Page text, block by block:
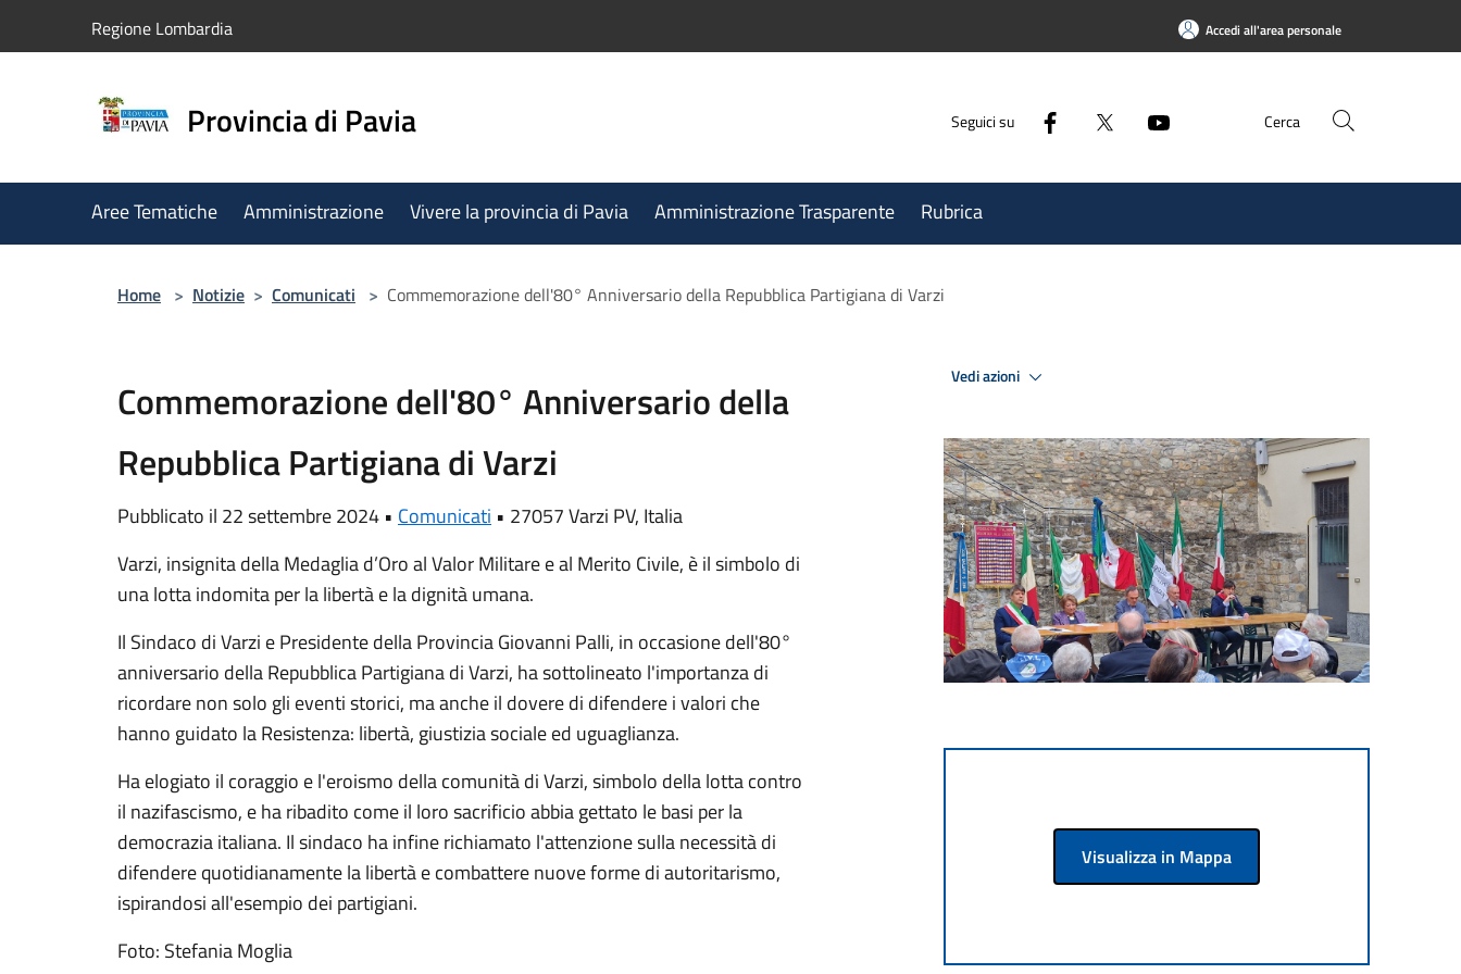
Regione Lombardia Accedi all'area personale
Provincia di Pavia Seguici su Cerca
Aree Tematiche Amministrazione Vivere la provincia di Pavia Amministrazione Trasparente Rubrica
Home > Notizie > Comunicati > Commemorazione dell'80° Anniversario della Repubblica Partigiana di Varzi
Commemorazione dell'80° Anniversario della
Repubblica Partigiana di Varzi
Pubblicato il 22 settembre 2024 • Comunicati • 27057 Varzi PV, Italia
Varzi, insignita della Medaglia d’Oro al Valor Militare e al Merito Civile, è il simbolo di
una lotta indomita per la libertà e la dignità umana​.
Il Sindaco di Varzi e Presidente della Provincia Giovanni Palli, in occasione dell'80°
anniversario della Repubblica Partigiana di Varzi, ha sottolineato l'importanza di
ricordare non solo gli eventi storici, ma anche il dovere di difendere i valori che
hanno guidato la Resistenza: libertà, giustizia sociale ed uguaglianza.
Ha elogiato il coraggio e l'eroismo della comunità di Varzi, simbolo della lotta contro
il nazifascismo, e ha ribadito come il loro sacrificio abbia gettato le basi per la
democrazia italiana. Il sindaco ha infine richiamato l'attenzione sulla necessità di
difendere quotidianamente la libertà e combattere nuove forme di autoritarismo,
ispirandosi all'esempio dei partigiani.
Foto: Stefania Moglia
Vedi azioni
Visualizza in Mappa